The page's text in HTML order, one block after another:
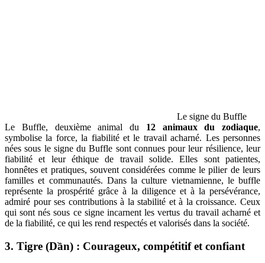
Le signe du Buffle
Le Buffle, deuxième animal du 12 animaux du zodiaque,
symbolise la force, la fiabilité et le travail acharné. Les personnes
nées sous le signe du Buffle sont connues pour leur résilience, leur
fiabilité et leur éthique de travail solide. Elles sont patientes,
honnêtes et pratiques, souvent considérées comme le pilier de leurs
familles et communautés. Dans la culture vietnamienne, le buffle
représente la prospérité grâce à la diligence et à la persévérance,
admiré pour ses contributions à la stabilité et à la croissance. Ceux
qui sont nés sous ce signe incarnent les vertus du travail acharné et
de la fiabilité, ce qui les rend respectés et valorisés dans la société.
3. Tigre (Dần) : Courageux, compétitif et confiant